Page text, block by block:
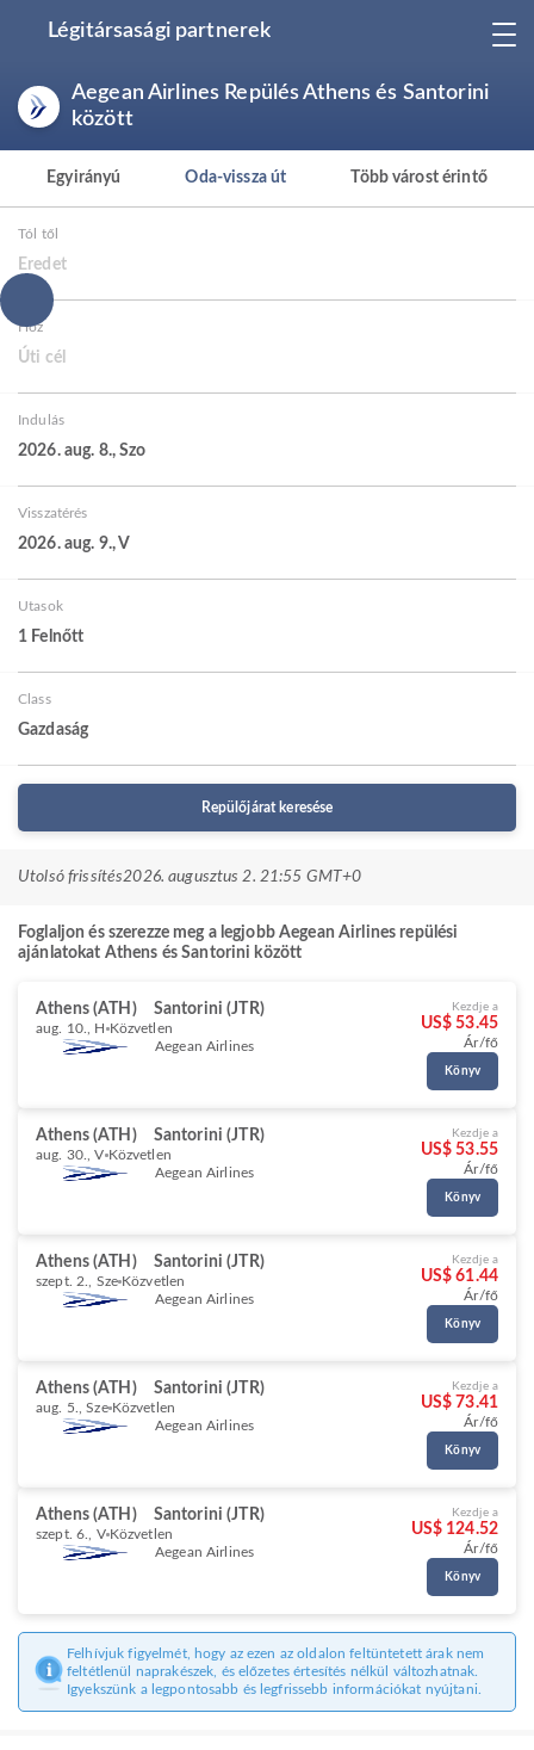
Légitársasági partnerek
Aegean Airlines Repülés Athens és Santorini
között
Egyirányú Oda-vissza út Több várost érintő
Tól től
Eredet
Hoz
Úti cél
Indulás
2026. aug. 8., Szo
Visszatérés
2026. aug. 9., V
Utasok
1 Felnőtt
Class
Gazdaság
Repülőjárat keresése
Utolsó frissítés2026. augusztus 2. 21:55 GMT+0
Foglaljon és szerezze meg a legjobb Aegean Airlines repülési
ajánlatokat Athens és Santorini között
Athens (ATH) Santorini (JTR)
aug. 10., H Közvetlen
Aegean Airlines
Kezdje a
US$ 53.45
Ár/fő
Könyv
Athens (ATH) Santorini (JTR)
aug. 30., V Közvetlen
Aegean Airlines
Kezdje a
US$ 53.55
Ár/fő
Könyv
Athens (ATH) Santorini (JTR)
szept. 2., Sze Közvetlen
Aegean Airlines
Kezdje a
US$ 61.44
Ár/fő
Könyv
Athens (ATH) Santorini (JTR)
aug. 5., Sze Közvetlen
Aegean Airlines
Kezdje a
US$ 73.41
Ár/fő
Könyv
Athens (ATH) Santorini (JTR)
szept. 6., V Közvetlen
Aegean Airlines
Kezdje a
US$ 124.52
Ár/fő
Könyv
Felhívjuk figyelmét, hogy az ezen az oldalon feltüntetett árak nem
feltétlenül naprakészek, és előzetes értesítés nélkül változhatnak.
Igyekszünk a legpontosabb és legfrissebb információkat nyújtani.